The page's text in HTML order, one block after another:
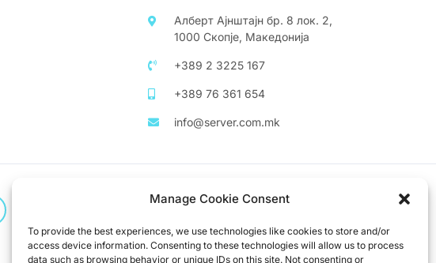
Manage Cookie Consent
To provide the best experiences, we use technologies like cookies to store and/or
access device information. Consenting to these technologies will allow us to process
data such as browsing behavior or unique IDs on this site. Not consenting or
Алберт Ајнштајн бр. 8 лок. 2,
1000 Скопје, Македонија
+389 2 3225 167
+389 76 361 654
info@server.com.mk